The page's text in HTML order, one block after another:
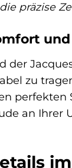
präzise
der
zu
perfekten
an Ihrer